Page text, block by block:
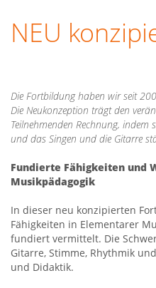
NEU
Die Fortbildung haben wir seit
Die Neukonzeption trägt den
Teilnehmenden Rechnung,
und das Singen und die Gitarre
Fundierte Fähigkeiten und
Musikpädagogik
In dieser neu konzipierten
Fähigkeiten in Elementarer
fundiert vermittelt. Die
Gitarre, Stimme, Rhythmik
und Didaktik.